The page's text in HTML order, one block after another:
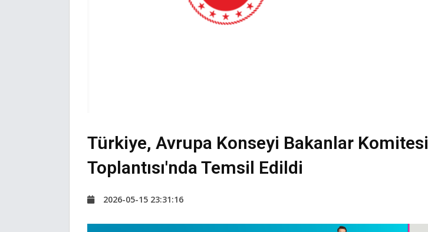
Türkiye, Avrupa Konseyi Bakanlar Komitesi
Toplantısı'nda Temsil Edildi
2026-05-15 23:31:16